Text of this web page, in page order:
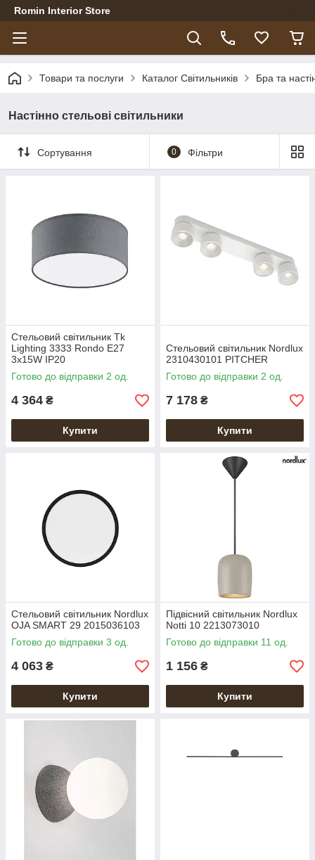
Romin Interior Store
Товари та послуги Каталог Світильників Бра та
Настінно стельові світильники
Сортування 0 Фільтри
Стельовий світильник Tk
Lighting 3333 Rondo E27
3x15W IP20
Готово до відправки 2 од.
4 364 ₴
Купити
Стельовий світильник Nordlux
2310430101 PITCHER
Готово до відправки 2 од.
7 178 ₴
Купити
Стельовий світильник Nordlux
OJA SMART 29 2015036103
Готово до відправки 3 од.
4 063 ₴
Купити
Підвісний світильник Nordlux
Notti 10 2213073010
Готово до відправки 11 од.
1 156 ₴
Купити